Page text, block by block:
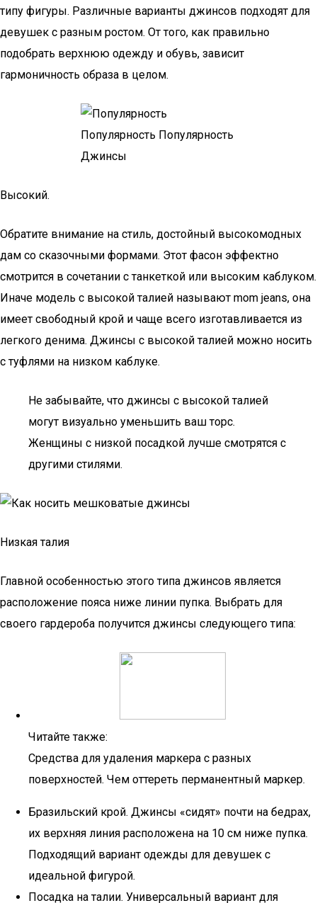
типу фигуры. Различные варианты джинсов подходят для
девушек с разным ростом. От того, как правильно
подобрать верхнюю одежду и обувь, зависит
гармоничность образа в целом.
Высокий.
Обратите внимание на стиль, достойный высокомодных
дам со сказочными формами. Этот фасон эффектно
смотрится в сочетании с танкеткой или высоким каблуком.
Иначе модель с высокой талией называют mom jeans, она
имеет свободный крой и чаще всего изготавливается из
легкого денима. Джинсы с высокой талией можно носить
с туфлями на низком каблуке.
Не забывайте, что джинсы с высокой талией
могут визуально уменьшить ваш торс.
Женщины с низкой посадкой лучше смотрятся с
другими стилями.
Низкая талия
Главной особенностью этого типа джинсов является
расположение пояса ниже линии пупка. Выбрать для
своего гардероба получится джинсы следующего типа:
Читайте также:
Средства для удаления маркера с разных
поверхностей. Чем оттереть перманентный маркер.
Бразильский крой. Джинсы «сидят» почти на бедрах,
их верхняя линия расположена на 10 см ниже пупка.
Подходящий вариант одежды для девушек с
идеальной фигурой.
Посадка на талии. Универсальный вариант для